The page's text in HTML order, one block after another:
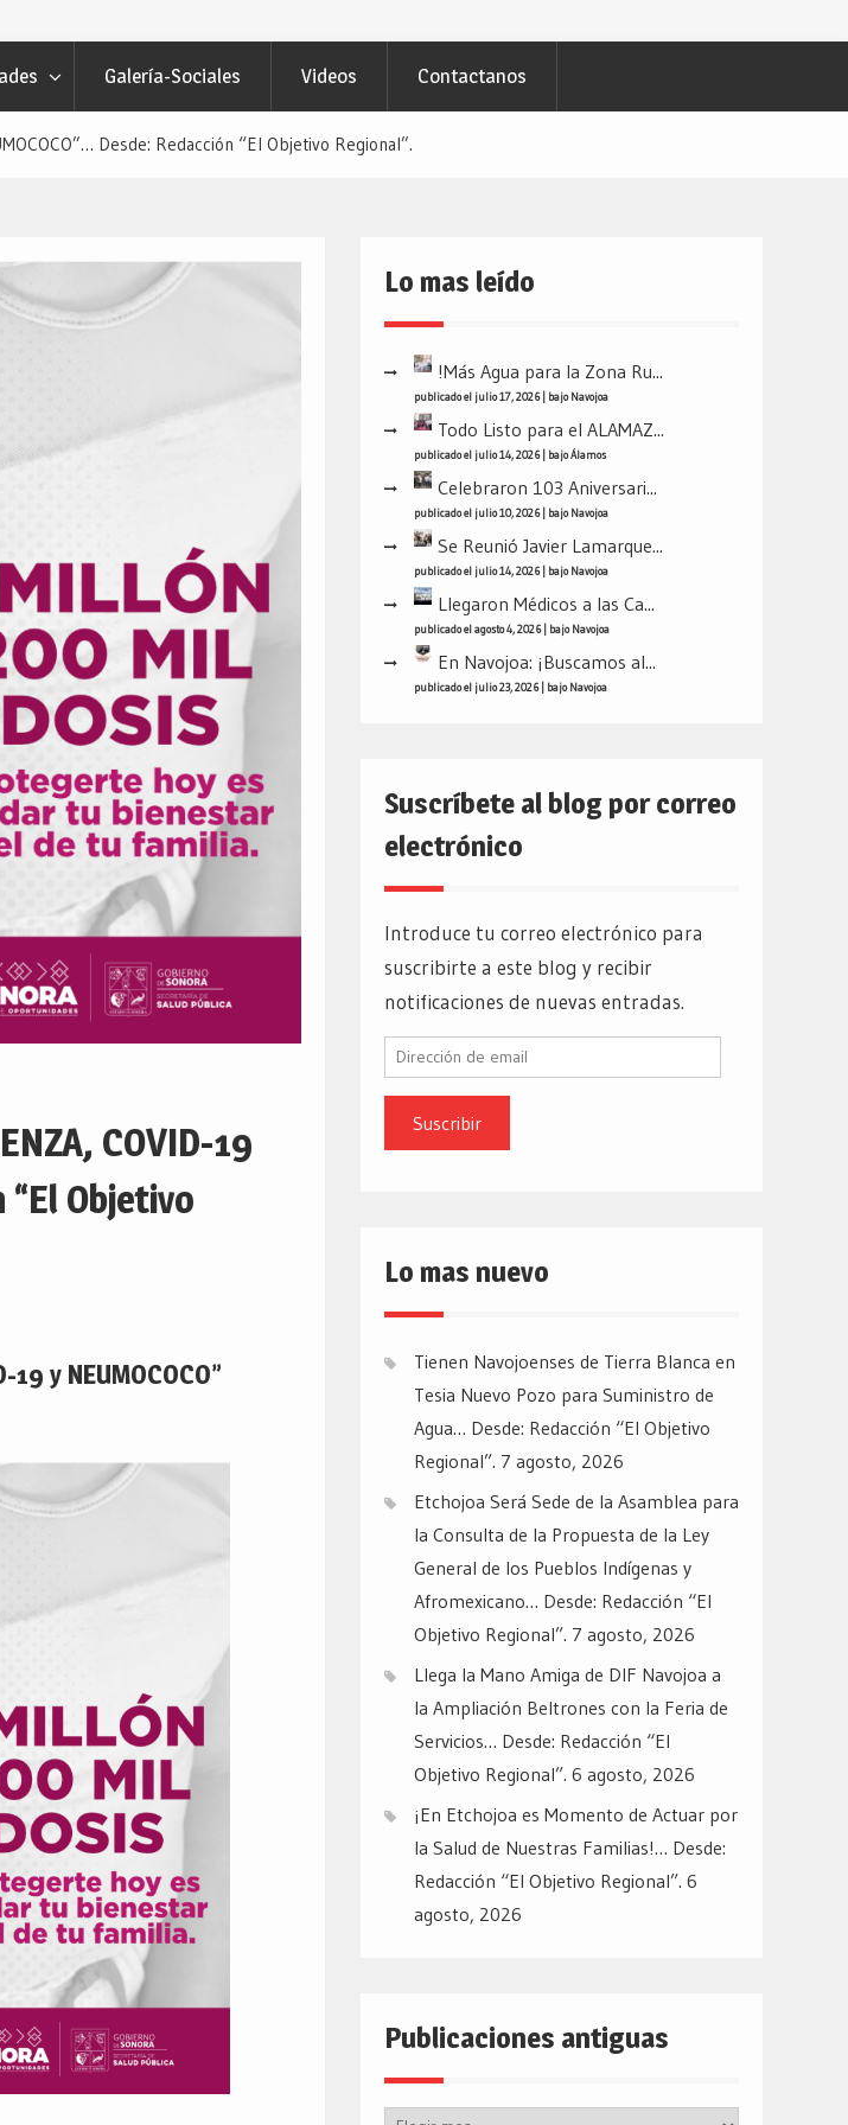
Galería-Sociales Videos Contactanos
Desde: Redacción “El Objetivo Regional”.
COVID-19
“El Objetivo
19 y NEUMOCOCO”
Lo mas leído
!Más Agua para la Zona Ru...
publicado el julio 17, 2026| bajoNavojoa
Todo Listo para el ALAMAZ...
publicado el julio 14, 2026| bajoÁlamos
Celebraron 103 Aniversari...
publicado el julio 10, 2026| bajoNavojoa
Se Reunió Javier Lamarque...
publicado el julio 14, 2026| bajoNavojoa
Llegaron Médicos a las Ca...
publicado el agosto 4, 2026| bajoNavojoa
En Navojoa: ¡Buscamos al...
publicado el julio 23, 2026| bajoNavojoa
Suscríbete al blog por correo
electrónico
Introduce tu correo electrónico para
suscribirte a este blog y recibir
notificaciones de nuevas entradas.
Dirección
email
Lo mas nuevo
Tienen Navojoenses de Tierra Blanca en
Tesia Nuevo Pozo para Suministro de
Agua… Desde: Redacción “El Objetivo
Regional”. 7 agosto, 2026
Etchojoa Será Sede de la Asamblea para
la Consulta de la Propuesta de la Ley
General de los Pueblos Indígenas y
Afromexicano… Desde: Redacción “El
Objetivo Regional”. 7 agosto, 2026
Llega la Mano Amiga de DIF Navojoa a
la Ampliación Beltrones con la Feria de
Servicios… Desde: Redacción “El
Objetivo Regional”. 6 agosto, 2026
¡En Etchojoa es Momento de Actuar por
la Salud de Nuestras Familias!… Desde:
Redacción “El Objetivo Regional”. 6
agosto, 2026
Publicaciones antiguas